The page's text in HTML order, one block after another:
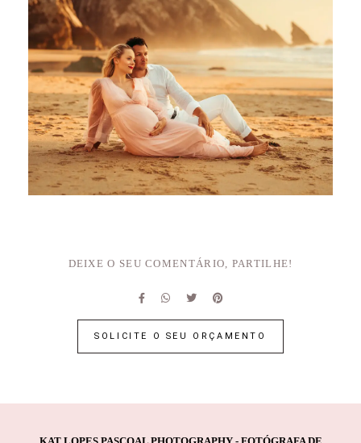
DEIXE O SEU COMENTÁRIO, PARTILHE!
SOLICITE O SEU ORÇAMENTO